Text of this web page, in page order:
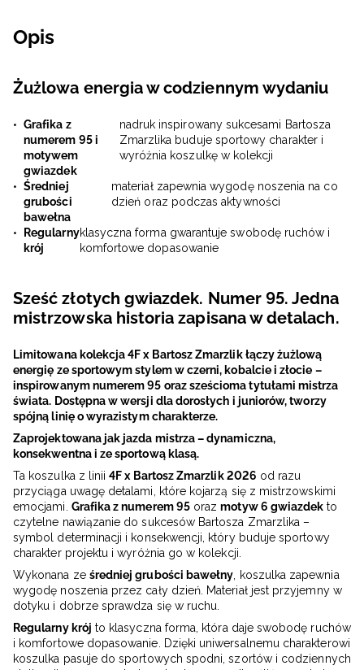
Opis
Żużlowa energia w codziennym wydaniu
Grafika z
numerem 95 i
motywem
gwiazdek
nadruk inspirowany sukcesami Bartosza
Zmarzlika buduje sportowy charakter i
wyróżnia koszulkę w kolekcji
Średniej
grubości
bawełna
materiał zapewnia wygodę noszenia na co
dzień oraz podczas aktywności
Regularny
krój
klasyczna forma gwarantuje swobodę ruchów i
komfortowe dopasowanie
Sześć złotych gwiazdek. Numer 95. Jedna
mistrzowska historia zapisana w detalach.
Limitowana kolekcja 4F x Bartosz Zmarzlik łączy żużlową
energię ze sportowym stylem w czerni, kobalcie i złocie –
inspirowanym numerem 95 oraz sześcioma tytułami mistrza
świata. Dostępna w wersji dla dorosłych i juniorów, tworzy
spójną linię o wyrazistym charakterze.
Zaprojektowana jak jazda mistrza – dynamiczna,
konsekwentna i ze sportową klasą.
Ta koszulka z linii4F x Bartosz Zmarzlik 2026 od razu
przyciąga uwagę detalami, które kojarzą się z mistrzowskimi
emocjami. Grafika z numerem 95orazmotyw 6 gwiazdek to
czytelne nawiązanie do sukcesów Bartosza Zmarzlika –
symbol determinacji i konsekwencji, który buduje sportowy
charakter projektu i wyróżnia go w kolekcji.
Wykonana ze średniej grubości bawełny, koszulka zapewnia
wygodę noszenia przez cały dzień. Materiał jest przyjemny w
dotyku i dobrze sprawdza się w ruchu.
Regularny krój to klasyczna forma, która daje swobodę ruchów
i komfortowe dopasowanie. Dzięki uniwersalnemu charakterowi
koszulka pasuje do sportowych spodni, szortów i codziennych